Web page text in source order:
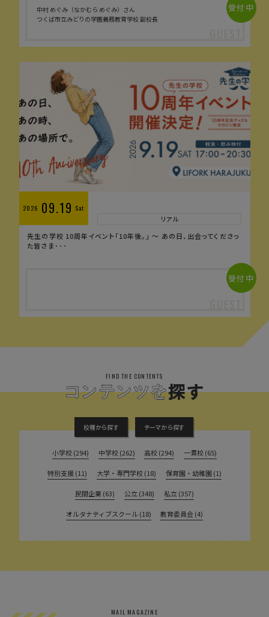
中村 めぐみ（なかむら めぐみ）さん
つくば市立みどりの学園義務教育学校 副校長
受付中
2026 09.19 Sat
リアル
先生の学校 10周年イベント「10年後。」 〜 あの日、出会ってくださっ
た皆さま･･･
受付中
FIND THE CONTENTS
校種から探す テーマから探す
小学校 (294) 中学校 (262) 高校 (294) 一貫校 (65)
特別支援 (11) 大学・専門学校 (18) 保育園・幼稚園 (1)
民間企業 (63) 公立 (348) 私立 (357)
オルタナティブスクール (18) 教育委員会 (4)
MAIL MAGAZINE